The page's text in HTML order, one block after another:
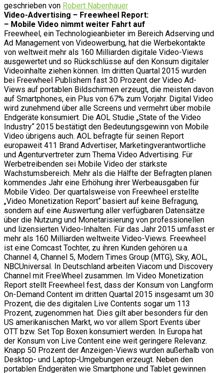
geschrieben von Robert Nabenhauer
Video-Advertising – Freewheel Report:
– Mobile Video nimmt weiter Fahrt auf
Freewheel, ein Technologieanbieter im Bereich Adserving und
Ad Management von Videowerbung, hat die Werbekontakte
von weltweit mehr als 160 Milliarden digitale Video-Views
ausgewertet und so Rückschlüsse auf den Konsum digitaler
Videoinhalte ziehen können. Im dritten Quartal 2015 wurden
bei Freewheel Publishern fast 30 Prozent der Video Ad-
Views auf portablen Bildschirmen erzeugt, die meisten davon
auf Smartphones, ein Plus von 67% zum Vorjahr. Digital Video
wird zunehmend über alle Screens und vermehrt über mobile
Endgeräte konsumiert. Die AOL Studie „State of the Video
Industry“ 2015 bestätigt den Bedeutungsgewinn von Mobile
Video übrigens auch. AOL befragte für seinen Report
europaweit 411 Brand Advertiser, Marketingverantwortliche
und Agenturvertreter zum Thema Video Advertising. Für
Werbetreibenden sei Mobile Video der stärkste
Wachstumsbereich. Mehr als die Hälfte der Befragten planen
kommendes Jahr eine Erhöhung ihrer Werbeausgaben für
Mobile Video. Der quartalsweise von Freewheel erstellte
„Video Monetization Report“ basiert auf keine Befragung,
sondern auf eine Auswertung aller verfügbaren Datensätze
über die Nutzung und Monetarisierung von professionellen
und lizensierten Video-Inhalten. Für das Jahr 2015 umfasst er
mehr als 160 Milliarden weltweite Video-Views. Freewheel
ist eine Comcast Tochter, zu ihren Kunden gehören u.a.
Channel 4, Channel 5, Modern Times Group (MTG), Sky, AOL,
NBCUniversal. In Deutschland arbeiten Viacom und Discovery
Channel mit FreeWheel zusammen. Im Video Monetization
Report stellt Freewheel fest, dass der Konsum von Langform
On-Demand Content im dritten Quartal 2015 insgesamt um 30
Prozent, die des digitalen Live Contents sogar um 113
Prozent, zugenommen hat. Dies gilt aber besonders für den
US amerikanischen Markt, wo vor allem Sport Events über
OTT bzw. Set Top Boxen konsumiert werden. In Europa hat
der Konsum von Live Content eine weit geringere Relevanz.
Knapp 50 Prozent der Anzeigen-Views wurden außerhalb von
Desktop- und Laptop-Umgebungen erzeugt. Neben den
portablen Endgeräten wie Smartphone und Tablet gewinnen